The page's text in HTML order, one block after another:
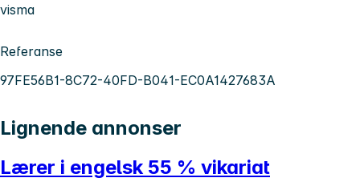
visma
Referanse
97FE56B1-8C72-40FD-B041-EC0A1427683A
Lignende annonser
Lærer i engelsk 55 % vikariat